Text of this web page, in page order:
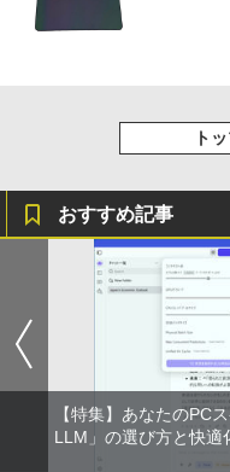
ト
おすすめ記事
【特集】あなたのPC
LLM」の選び方と快適